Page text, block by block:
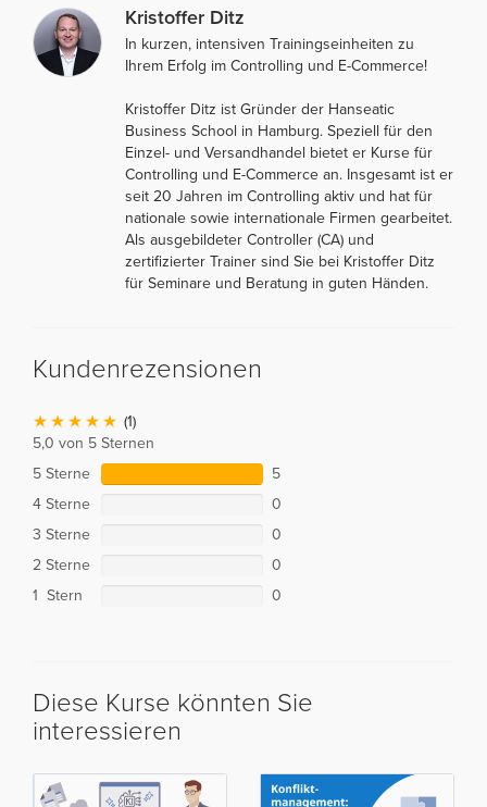
Kristoffer Ditz
In kurzen, intensiven Trainingseinheiten zu
Ihrem Erfolg im Controlling und E-Commerce!
Kristoffer Ditz ist Gründer der Hanseatic
Business School in Hamburg. Speziell für den
Einzel- und Versandhandel bietet er Kurse für
Controlling und E-Commerce an. Insgesamt ist er
seit 20 Jahren im Controlling aktiv und hat für
nationale sowie internationale Firmen gearbeitet.
Als ausgebildeter Controller (CA) und
zertifizierter Trainer sind Sie bei Kristoffer Ditz
für Seminare und Beratung in guten Händen.
Kundenrezensionen
(1)
5,0 von 5 Sternen
5 Sterne
5
4 Sterne
0
3 Sterne
0
2 Sterne
0
1 Stern
0
Diese Kurse könnten Sie
interessieren